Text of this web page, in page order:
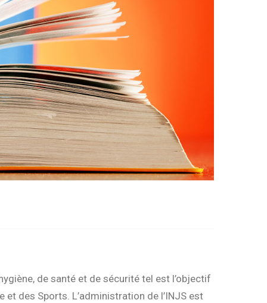
de santé et de sécurité tel est l’objectif
des Sports. L’administration de l’INJS est